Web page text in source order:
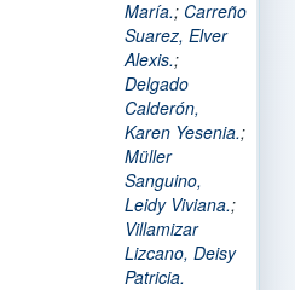
María.; Carreño
Suarez, Elver
Alexis.;
Delgado
Calderón,
Karen Yesenia.;
Müller
Sanguino,
Leidy Viviana.;
Villamizar
Lizcano, Deisy
Patricia.